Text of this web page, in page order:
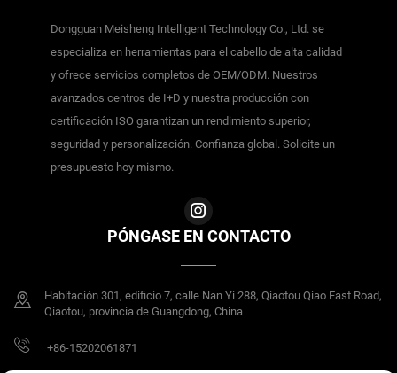
Dongguan Meisheng Intelligent Technology Co., Ltd. se
especializa en herramientas para el cabello de alta calidad
y ofrece servicios completos de OEM/ODM. Nuestros
avanzados centros de I+D y nuestra producción con
certificación ISO garantizan un rendimiento superior,
seguridad y personalización. Confianza global. Solicite un
presupuesto hoy mismo.
PÓNGASE EN CONTACTO
Habitación 301, edificio 7, calle Nan Yi 288, Qiaotou Qiao East Road,
Qiaotou, provincia de Guangdong, China
+86-15202061871